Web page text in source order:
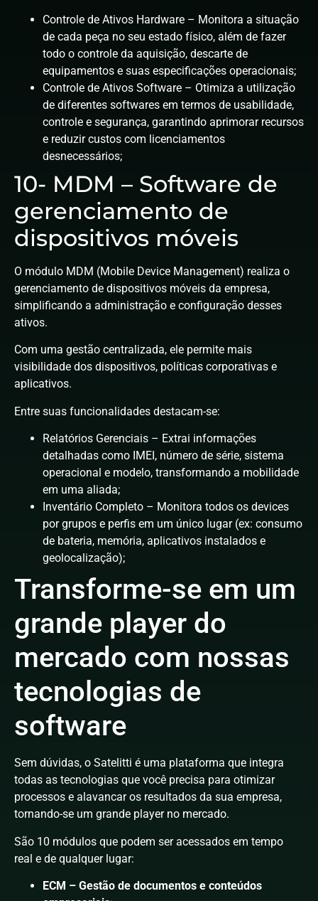
Controle de Ativos Hardware – Monitora a situação
de cada peça no seu estado físico, além de fazer
todo o controle da aquisição, descarte de
equipamentos e suas especificações operacionais;
Controle de Ativos Software – Otimiza a utilização
de diferentes softwares em termos de usabilidade,
controle e segurança, garantindo aprimorar recursos
e reduzir custos com licenciamentos
desnecessários;
10- MDM – Software de
gerenciamento de
dispositivos móveis
O módulo MDM (Mobile Device Management) realiza o
gerenciamento de dispositivos móveis da empresa,
simplificando a administração e configuração desses
ativos.
Com uma gestão centralizada, ele permite mais
visibilidade dos dispositivos, políticas corporativas e
aplicativos.
Entre suas funcionalidades destacam-se:
Relatórios Gerenciais – Extrai informações
detalhadas como IMEI, número de série, sistema
operacional e modelo, transformando a mobilidade
em uma aliada;
Inventário Completo – Monitora todos os devices
por grupos e perfis em um único lugar (ex: consumo
de bateria, memória, aplicativos instalados e
geolocalização);
Transforme-se em um
grande player do
mercado com nossas
tecnologias de
software
Sem dúvidas, o Satelitti é uma plataforma que integra
todas as tecnologias que você precisa para otimizar
processos e alavancar os resultados da sua empresa,
tornando-se um grande player no mercado.
São 10 módulos que podem ser acessados em tempo
real e de qualquer lugar:
ECM – Gestão de documentos e conteúdos